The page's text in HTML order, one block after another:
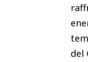
del